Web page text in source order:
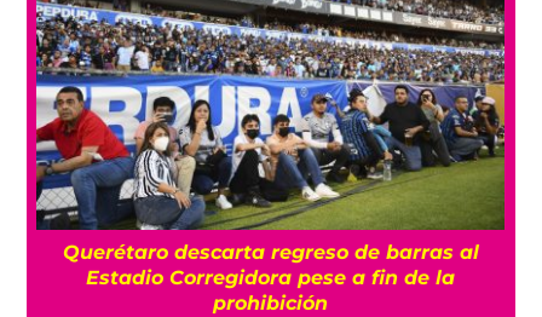
Querétaro descarta regreso de barras al
Estadio Corregidora pese a fin de la
prohibición